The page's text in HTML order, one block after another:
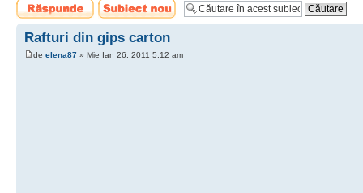
Scrie un răspuns
Scrie un subiect
nou
Rafturi din gips carton
de elena87 » Mie Ian 26, 2011 5:12 am